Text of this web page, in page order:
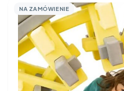
NA ZAMÓWIENIE